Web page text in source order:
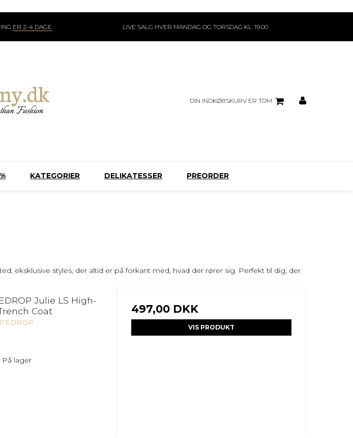
ER 2-4 DAGE LIVE SALG HVER MANDAG OG TORSDAG KL. 19.00
DIN INDKØBSKURV ER TOM
KATEGORIER DELIKATESSER PREORDER
eksklusive styles, der altid er på forkant med, hvad der rører sig. Perfekt til dig, der
Julie LS High-
Coat
På lager
497,00 DKK
VIS PRODUKT